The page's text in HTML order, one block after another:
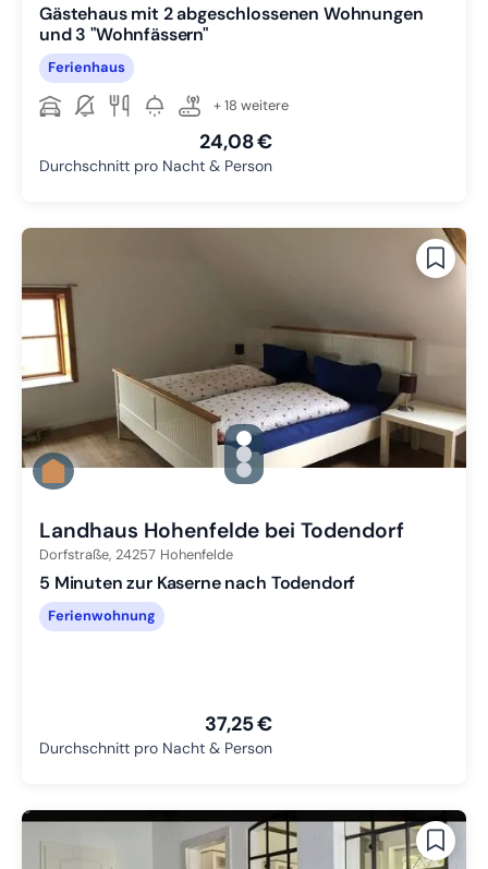
Gästehaus mit 2 abgeschlossenen Wohnungen
und 3 "Wohnfässern"
Ferienhaus
+ 18 weitere
24,08 €
Durchschnitt pro Nacht & Person
gallery.slide_selector
Zu Slide 1 wechseln
Zu Slide 2 wechseln
Zu Slide 3 wechseln
Landhaus Hohenfelde bei Todendorf
Dorfstraße, 24257 Hohenfelde
5 Minuten zur Kaserne nach Todendorf
Ferienwohnung
37,25 €
Durchschnitt pro Nacht & Person